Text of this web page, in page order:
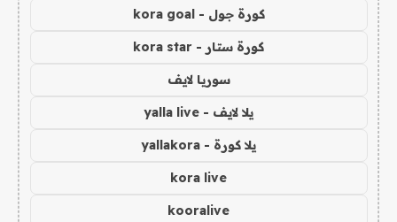
كورة جول - kora goal
كورة ستار - kora star
سوريا لايف
يلا لايف - yalla live
يلا كورة - yallakora
kora live
kooralive